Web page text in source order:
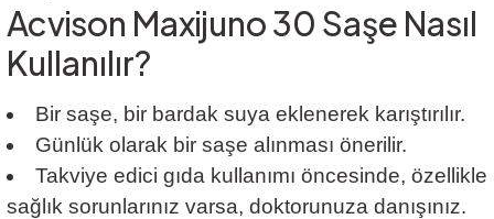
Acvison Maxijuno 30 Saşe Nasıl
Kullanılır?
Bir saşe, bir bardak suya eklenerek karıştırılır.
Günlük olarak bir saşe alınması önerilir.
Takviye edici gıda kullanımı öncesinde, özellikle
sağlık sorunlarınız varsa, doktorunuza danışınız.